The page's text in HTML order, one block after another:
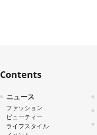
Contents
ニュース
ファッション
ビューティー
ライフスタイル